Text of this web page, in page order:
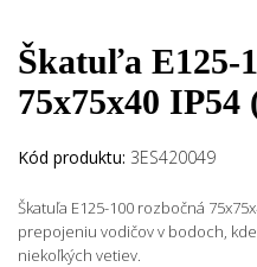
Škatuľa E125-
75x75x40 IP54
Kód produktu: 3ES420049
Škatuľa E125-100 rozbočná
prepojeniu vodičov v bodoch,
niekoľkých vetiev.